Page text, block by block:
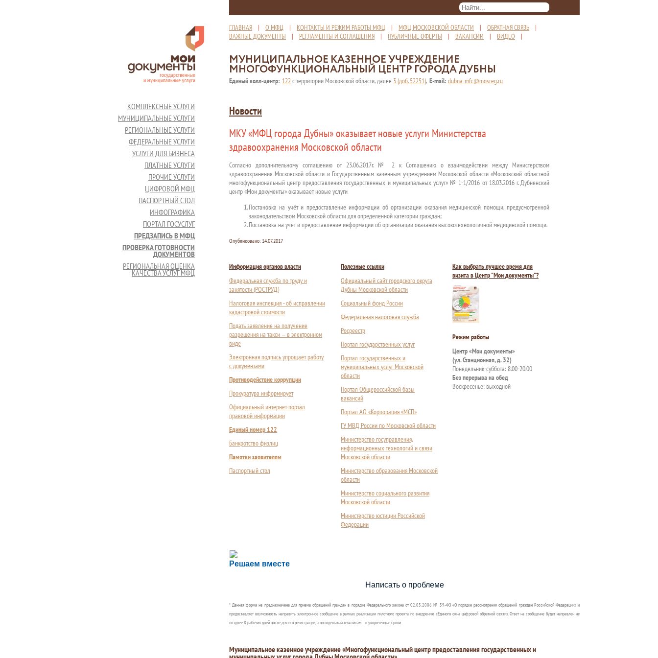
ГЛАВНАЯ | О МФЦ | КОНТАКТЫ И РЕЖИМ РАБОТЫ МФЦ | МФЦ МОСКОВСКОЙ ОБЛАСТИ | ОБРАТНАЯ СВЯЗЬ |
ВАЖНЫЕ ДОКУМЕНТЫ | РЕГЛАМЕНТЫ И СОГЛАШЕНИЯ | ПУБЛИЧНЫЕ ОФЕРТЫ | ВАКАНСИИ | ВИДЕО |
МУНИЦИПАЛЬНОЕ КАЗЕННОЕ УЧРЕЖДЕНИЕ
МНОГОФУНКЦИОНАЛЬНЫЙ ЦЕНТР ГОРОДА ДУБНЫ
Единый колл-центр: 122с территории Московской области, далее 3 (доб. 52251), E-mail: dubna-mfc@mosreg.ru
КОМПЛЕКСНЫЕ УСЛУГИ
МУНИЦИПАЛЬНЫЕ УСЛУГИ
РЕГИОНАЛЬНЫЕ УСЛУГИ
ФЕДЕРАЛЬНЫЕ УСЛУГИ
УСЛУГИ ДЛЯ БИЗНЕСА
ПЛАТНЫЕ УСЛУГИ
ПРОЧИЕ УСЛУГИ
ЦИФРОВОЙ МФЦ
ПАСПОРТНЫЙ СТОЛ
ИНФОГРАФИКА
ПОРТАЛ ГОСУСЛУГ
ПРЕДЗАПИСЬ В МФЦ
ПРОВЕРКА ГОТОВНОСТИ
ДОКУМЕНТОВ
РЕГИОНАЛЬНАЯ ОЦЕНКА
КАЧЕСТВА УСЛУГ МФЦ
Новости
МКУ «МФЦ города Дубны» оказывает новые услуги Министерства
здравоохранения Московской области
Согласно дополнительному соглашению от 23.06.2017г. № 2 к Соглашению о взаимодействии между Министерством
здравоохранения Московской области и Государственным казенным учреждением Московской области «Московский областной
многофункциональный центр предоставления государственных и муниципальных услуг» № 1-1/2016 от 18.03.2016 г. Дубненский
центр «Мои документы» оказывает новые услуги
Постановка на учёт и предоставление информации об организации оказания медицинской помощи, предусмотренной
законодательством Московской области для определенной категории граждан;
Постановка на учёт и предоставление информации об организации оказания высокотехнологичной медицинской помощи.
Опубликовано: 14.07.2017
Информация органов власти
Федеральная служба по труду и
занятости (РОСТРУД)
Налоговая инспекция - об исправлении
кадастровой стоимости
Подать заявление на получение
разрешения на такси — в электронном
виде
Электронная подпись упрощает работу
с документами
Противодействие коррупции
Прокуратура информирует
Официальный интернет-портал
правовой информации
Единый номер 122
Банкротство физлиц
Памятки заявителям
Паспортный стол
Полезные ссылки
Официальный сайт городского округа
Дубны Московской области
Социальный фонд России
Федеральная налоговая служба
Росреестр
Портал государственных услуг
Портал государственных и
муниципальных услуг Московской
области
Портал Общероссийской базы
вакансий
Портал АО «Корпорация «МСП»
ГУ МВД России по Московской области
Министерство госуправления,
информационных технологий и связи
Московской области
Министерство образования Московской
области
Министерство социального развития
Московской области
Министерство юстиции Российской
Федерации
Как выбрать лучшее время для
визита в Центр "Мои документы"?
Режим работы
Центр «Мои документы»
(ул. Станционная, д. 32)
Понедельник-суббота: 8.00-20.00
Без перерыва на обед
Воскресенье: выходной
Решаем вместе
Сложности с получением социальной выплаты или пособия?
Сообщите об этом
Написать о проблеме
* Данная форма не предназначена для приема обращений граждан в порядке Федерального закона от 02.05.2006 № 59-ФЗ «О порядке рассмотрения обращений граждан Российской Федерации» и
предоставляет возможность направить электронное сообщение в рамках реализации пилотного проекта по внедрению «Единого окна цифровой обратной связи». Ответ на сообщение будет направлен не
позднее 8 рабочих дней после дня его регистрации, а по отдельным тематикам – в укороченные сроки.
Муниципальное казенное учреждение «Многофункциональный центр предоставления государственных и